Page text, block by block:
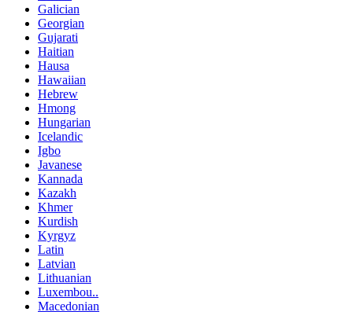
Galician
Georgian
Gujarati
Haitian
Hausa
Hawaiian
Hebrew
Hmong
Hungarian
Icelandic
Igbo
Javanese
Kannada
Kazakh
Khmer
Kurdish
Kyrgyz
Latin
Latvian
Lithuanian
Luxembou..
Macedonian